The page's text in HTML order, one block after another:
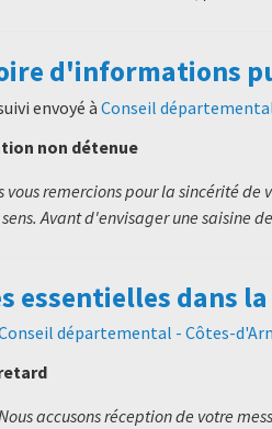
d'informations
envoyé àConseil
non détenue
vous remercions pour la sincérité
Avant d'envisager une saisine
essentielles dans
départemental - Côtes-
accusons réception de votre